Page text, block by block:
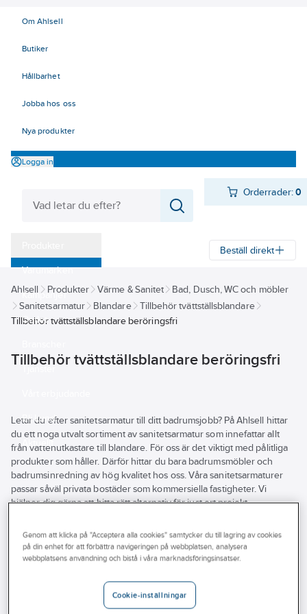
Om Ahlsell
Butiker
Hållbarhet
Jobba hos oss
Nya produkter
Logga in
Orderrader:0
Varumärken
Kampanjer
Outlet
Bli kund
Aktuellt
Beställ direkt
Ahlsell Produkter Värme & Sanitet
Bad, Dusch, WC och möbler
Sanitetsarmatur
Blandare
Tillbehör tvättställsblandare
Tillbehör tvättställsblandare beröringsfri
Tillbehör tvättställsblandare beröringsfri
Letar du efter sanitetsarmatur till ditt badrumsjobb? På Ahlsell hittar
du ett noga utvalt sortiment av sanitetsarmatur som innefattar allt
från vattenutkastare till blandare. För oss är det viktigt med pålitliga
produkter som håller. Därför hittar du bara badrumsmöbler och
badrumsinredning av hög kvalitet hos oss. Våra sanitetsarmaturer
passar såväl privata bostäder som kommersiella fastigheter. Vi
hjälper dig gärna att hitta rätt alternativ för just ert projekt.
toppklass. Utforska hela vårt sortiment av sanitetsarmatur här på
hemsidan eller besök din närmsta Ahlsellbutik.
REACH – Fri från Kandidatämne
Se
Genom att klicka på "Acceptera alla cookies" samtycker du till lagring av cookies
på din enhet för att förbättra navigeringen på webbplatsen, analysera
webbplatsens användning och bistå i våra marknadsföringsinsatser.
Cookie-inställningar